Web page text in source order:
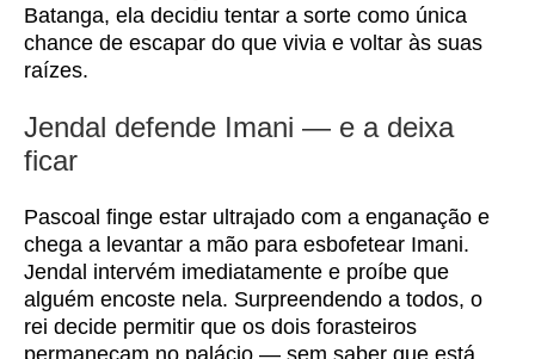
Batanga, ela decidiu tentar a sorte como única
chance de escapar do que vivia e voltar às suas
raízes.
Jendal defende Imani — e a deixa
ficar
Pascoal finge estar ultrajado com a enganação e
chega a levantar a mão para esbofetear Imani.
Jendal intervém imediatamente e proíbe que
alguém encoste nela. Surpreendendo a todos, o
rei decide permitir que os dois forasteiros
permaneçam no palácio — sem saber que está